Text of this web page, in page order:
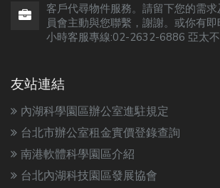
客戶代尋物件服務。請留下您的需求
員會主動與您聯繫，謝謝。或你有
小時客服專線:02-2632-6886 亞太
友站連結
內湖科學園區辦公室進駐規定
台北市辦公室租金實價登錄查詢
南港軟體科學園區介紹
台北內湖科技園區發展協會